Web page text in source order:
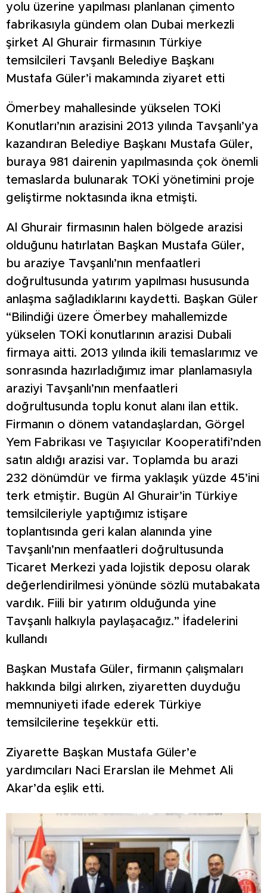
yolu üzerine yapılması planlanan çimento
fabrikasıyla gündem olan Dubai merkezli
şirket Al Ghurair firmasının Türkiye
temsilcileri Tavşanlı Belediye Başkanı
Mustafa Güler’i makamında ziyaret etti
Ömerbey mahallesinde yükselen TOKİ
Konutları’nın arazisini 2013 yılında Tavşanlı’ya
kazandıran Belediye Başkanı Mustafa Güler,
buraya 981 dairenin yapılmasında çok önemli
temaslarda bulunarak TOKİ yönetimini proje
geliştirme noktasında ikna etmişti.
Al Ghurair firmasının halen bölgede arazisi
olduğunu hatırlatan Başkan Mustafa Güler,
bu araziye Tavşanlı’nın menfaatleri
doğrultusunda yatırım yapılması hususunda
anlaşma sağladıklarını kaydetti. Başkan Güler
“Bilindiği üzere Ömerbey mahallemizde
yükselen TOKİ konutlarının arazisi Dubali
firmaya aitti. 2013 yılında ikili temaslarımız ve
sonrasında hazırladığımız imar planlamasıyla
araziyi Tavşanlı’nın menfaatleri
doğrultusunda toplu konut alanı ilan ettik.
Firmanın o dönem vatandaşlardan, Görgel
Yem Fabrikası ve Taşıyıcılar Kooperatifi’nden
satın aldığı arazisi var. Toplamda bu arazi
232 dönümdür ve firma yaklaşık yüzde 45’ini
terk etmiştir. Bugün Al Ghurair’in Türkiye
temsilcileriyle yaptığımız istişare
toplantısında geri kalan alanında yine
Tavşanlı’nın menfaatleri doğrultusunda
Ticaret Merkezi yada lojistik deposu olarak
değerlendirilmesi yönünde sözlü mutabakata
vardık. Fiili bir yatırım olduğunda yine
Tavşanlı halkıyla paylaşacağız.” İfadelerini
kullandı
Başkan Mustafa Güler, firmanın çalışmaları
hakkında bilgi alırken, ziyaretten duyduğu
memnuniyeti ifade ederek Türkiye
temsilcilerine teşekkür etti.
Ziyarette Başkan Mustafa Güler’e
yardımcıları Naci Erarslan ile Mehmet Ali
Akar’da eşlik etti.